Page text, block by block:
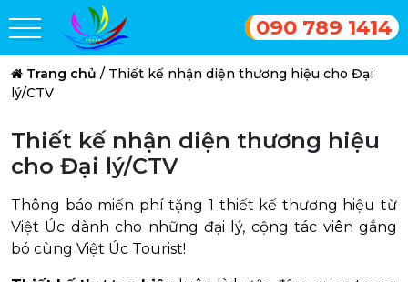
090 789 1414
Trang chủ / Thiết kế nhận diện thương hiệu cho Đại
lý/CTV
Thiết kế nhận diện thương hiệu
cho Đại lý/CTV
Thông báo miến phí tặng 1 thiết kế thương hiệu từ
Việt Úc dành cho những đại lý, cộng tác viên gắng
bó cùng Việt Úc Tourist!